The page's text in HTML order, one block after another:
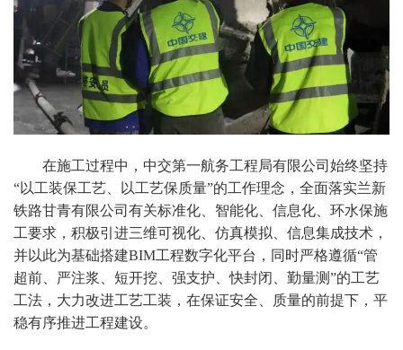
在施工过程中，中交第一航务工程局有限公司始终坚持
“以工装保工艺、以工艺保质量”的工作理念，全面落实兰新
铁路甘青有限公司有关标准化、智能化、信息化、环水保施
工要求，积极引进三维可视化、仿真模拟、信息集成技术，
并以此为基础搭建BIM工程数字化平台，同时严格遵循“管
超前、严注浆、短开挖、强支护、快封闭、勤量测”的工艺
工法，大力改进工艺工装，在保证安全、质量的前提下，平
稳有序推进工程建设。